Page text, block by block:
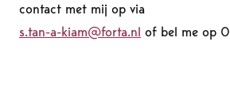
contact met mij op via
s.tan-a-kiam@forta.nl of bel me op